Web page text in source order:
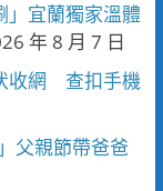
」宜蘭獨家溫體
年 8 月 7 日
收網 查扣手機
父親節帶爸爸